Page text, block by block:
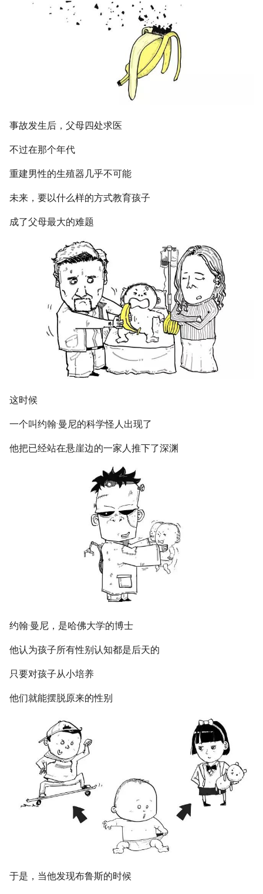
事故发生后，父母四处求医
不过在那个年代
重建男性的生殖器几乎不可能
未来，要以什么样的方式教育孩子
成了父母最大的难题
这时候
一个叫约翰·曼尼的科学怪人出现了
他把已经站在悬崖边的一家人推下了深渊
约翰·曼尼，是哈佛大学的博士
他认为孩子所有性别认知都是后天的
只要对孩子从小培养
他们就能摆脱原来的性别
于是，当他发现布鲁斯的时候